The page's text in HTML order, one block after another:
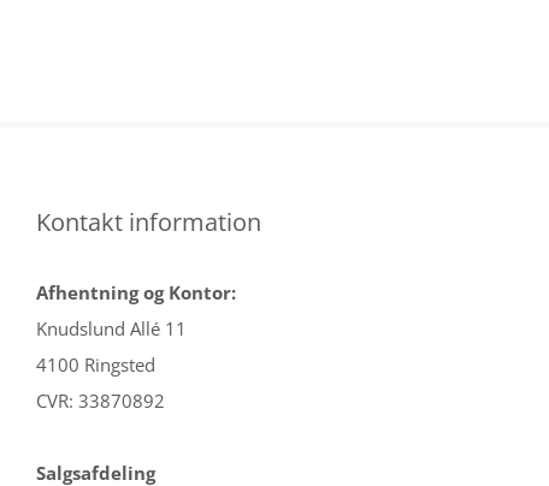
Kontakt information
Afhentning og Kontor:
Knudslund Allé 11
4100 Ringsted
CVR: 33870892
Salgsafdeling